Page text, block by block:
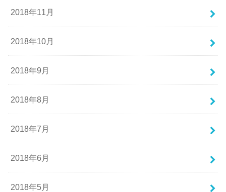
2018年11月
2018年10月
2018年9月
2018年8月
2018年7月
2018年6月
2018年5月